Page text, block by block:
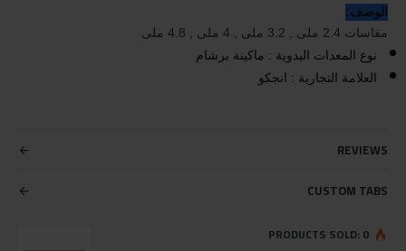
الوصف:
مقاسات 2.4 ملى , 3.2 ملى , 4 ملى , 4.8 ملى
نوع المعدات اليدوية : ماكينة برشام
العلامة التجارية : انجكو
REVIEWS
CUSTOM TABS
PRODUCTS SOLD: 0